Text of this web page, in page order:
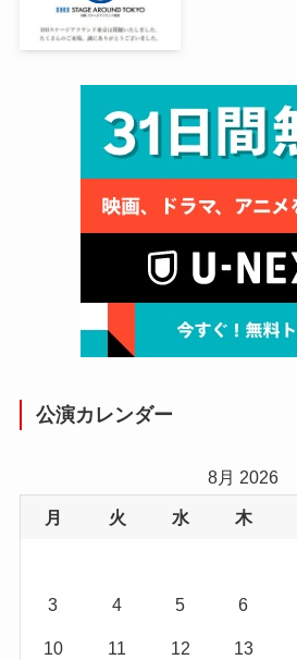
公演カレンダー
8月 2026
月 火 水 木
3 4 5 6
10 11 12 13